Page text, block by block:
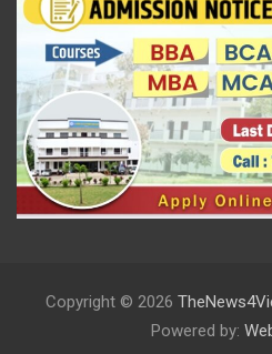
Copyright © 2026
Powered by: